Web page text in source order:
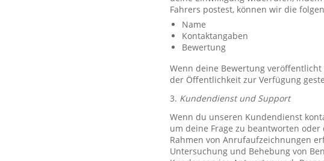
Fahrers postest, können wir die
Name
Kontaktangaben
Bewertung
Wenn deine Bewertung
der Öffentlichkeit zur Verfügung
3. Kundendienst und Support
Wenn du unseren Kundendienst
um deine Frage zu beantworten
Rahmen von Anrufaufzeichnungen
Untersuchung und Behebung von